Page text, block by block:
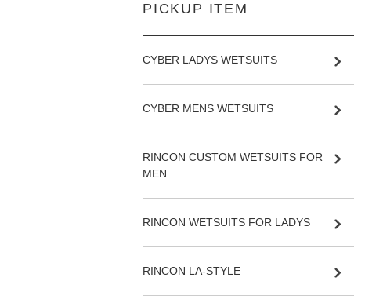
PICKUP ITEM
CYBER LADYS WETSUITS
CYBER MENS WETSUITS
RINCON CUSTOM WETSUITS FOR
MEN
RINCON WETSUITS FOR LADYS
RINCON LA-STYLE